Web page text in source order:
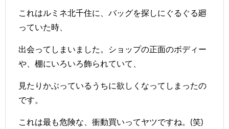
これはルミネ北千住に、バッグを探しにぐるぐる廻
っていた時、
出会ってしまいました。ショップの正面のボディー
や、棚にいろいろ飾られていて、
見たりかぶっているうちに欲しくなってしまったの
です。
これは最も危険な、衝動買いってヤツですね。(笑)